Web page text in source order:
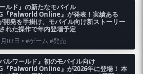
ールド』の新たなモバイル
『Palworld Online』が発表！実績ある
発を手掛け、モバイル向け新ストーリー
れた操作で年内登場予定
03日 • #ゲーム #発売
ルワールド』初のモバイル向け
『Palworld Online』が2026年に登場！ 本